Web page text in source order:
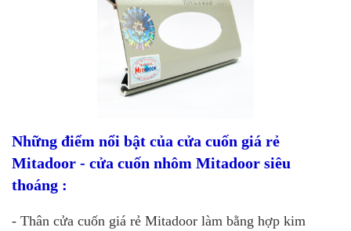
Những điểm nổi bật của cửa cuốn giá rẻ
Mitadoor - cửa cuốn nhôm Mitadoor siêu
thoáng :
- Thân cửa cuốn giá rẻ Mitadoor làm bằng hợp kim